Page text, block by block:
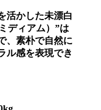
活かした未漂白
ディアム）”は
、素朴で自然に
ル感を表現でき